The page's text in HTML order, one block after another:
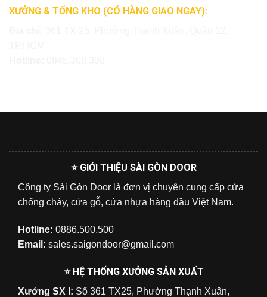
XƯỞNG & TỔNG KHO (CÓ HÀNG GIAO NGAY):
⭐ GIỚI THIỆU SÀI GÒN DOOR
Công ty Sài Gòn Door là đơn vị chuyên cung cấp cửa
chống cháy, cửa gỗ, cửa nhựa hàng đầu Việt Nam.
Hotline: 0886.500.500
Email: sales.saigondoor@gmail.com
⭐ HỆ THỐNG XƯỞNG SẢN XUẤT
Xưởng SX I: Số 361 TX25, Phường Thạnh Xuân,